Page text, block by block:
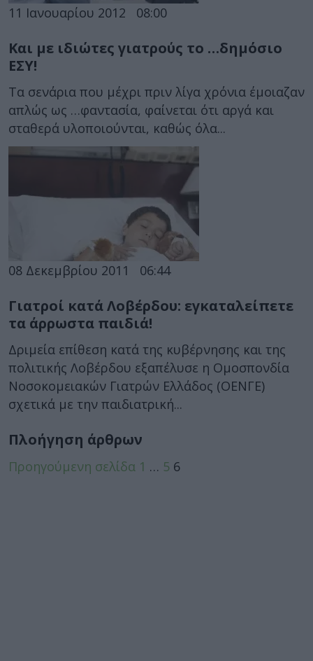
11 Ιανουαρίου 2012 08:00
Και με ιδιώτες γιατρούς το …δημόσιο
ΕΣΥ!
Τα σενάρια που μέχρι πριν λίγα χρόνια έμοιαζαν
απλώς ως …φαντασία, φαίνεται ότι αργά και
σταθερά υλοποιούνται, καθώς όλα...
08 Δεκεμβρίου 2011 06:44
Γιατροί κατά Λοβέρδου: εγκαταλείπετε
τα άρρωστα παιδιά!
Δριμεία επίθεση κατά της κυβέρνησης και της
πολιτικής Λοβέρδου εξαπέλυσε η Ομοσπονδία
Νοσοκομειακών Γιατρών Ελλάδος (ΟΕΝΓΕ)
σχετικά με την παιδιατρική...
Πλοήγηση άρθρων
Προηγούμενη σελίδα 1 … 5 6